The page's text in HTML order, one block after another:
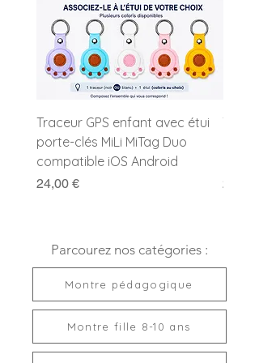
Fermoir :Boucle ardillon
Etanchéité :Etanche 3 ATM
Garantie :2 ans
Pile :Incluse
Livrée prête à offrir
Traceur GPS enfant avec étui
porte-clés MiLi MiTag Duo
compatible iOS Android
Prix
24,00 € Prix
24,00 €
Parcourez nos catégories :
Montre pédagogique
Montre fille 8-10 ans